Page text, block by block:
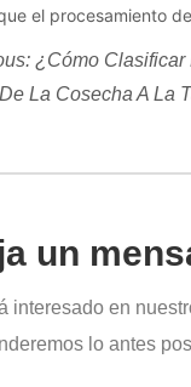
el procesamiento
¿Cómo Clasificar
De La Cosecha A La
un
interesado en
lo antes